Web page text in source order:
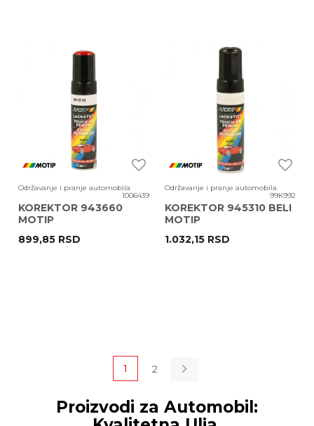
Održavanje i pranje automobila
1006439
KOREKTOR 943660
MOTIP
899,85 RSD
Održavanje i pranje automobila
99K992
KOREKTOR 945310 BELI
MOTIP
1.032,15 RSD
1 2
Proizvodi za Automobil: